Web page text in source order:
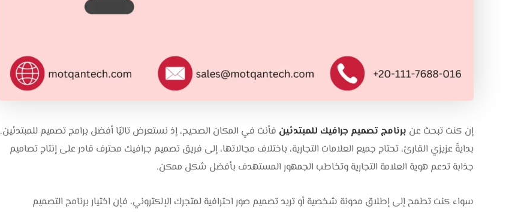
إن كنت تبحث عن برنامج تصميم جرافيك للمبتدئين فأنت في المكان الصحيح، إذ نستعرض تاليًا أفضل برامج تصميم للمبتدئين.
بدايةً عزيزي القارئ، تحتاج جميع العلامات التجارية، باختلاف مجالاتها، إلى فريق تصميم جرافيك محترف قادر على إنتاج تصاميم
جذابة تدعم هوية العلامة التجارية وتخاطب الجمهور المستهدف بأفضل شكل ممكن.
سواء كنت تطمح إلى إطلاق مدونة شخصية أو تريد تصميم صور احترافية لمتجرك الإلكتروني، فإن اختيار برنامج التصميم